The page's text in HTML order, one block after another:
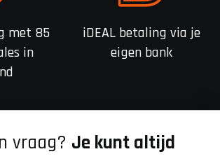
met 85
in
iDEAL betaling via je
eigen bank
vraag? Je kunt altijd